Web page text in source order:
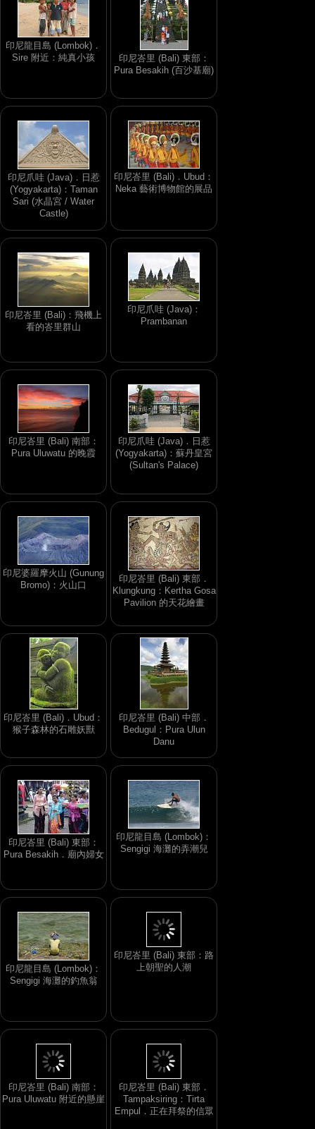
印尼龍目島 (Lombok)．
Sire 附近：純真小孩
印尼峇里 (Bali) 東部：
Pura Besakih (百沙基廟)
印尼爪哇 (Java)．日惹
(Yogyakarta)：Taman
Sari (水晶宮 / Water
Castle)
印尼峇里 (Bali)．Ubud：
Neka 藝術博物館的展品
印尼峇里 (Bali)：飛機上
看的峇里群山
印尼爪哇 (Java)：
Prambanan
印尼峇里 (Bali) 南部：
Pura Uluwatu 的晚霞
印尼爪哇 (Java)．日惹
(Yogyakarta)：蘇丹皇宮
(Sultan's Palace)
印尼婆羅摩火山 (Gunung
Bromo)：火山口
印尼峇里 (Bali) 東部．
Klungkung：Kertha Gosa
Pavilion 的天花繪畫
印尼峇里 (Bali)．Ubud：
猴子森林的石雕妖獸
印尼峇里 (Bali) 中部．
Bedugul：Pura Ulun
Danu
印尼峇里 (Bali) 東部：
Pura Besakih．廟內婦女
印尼龍目島 (Lombok)：
Sengigi 海灘的弄潮兒
印尼龍目島 (Lombok)：
Sengigi 海灘的釣魚翁
印尼峇里 (Bali) 南部：
印尼峇里 (Bali) 東部．
Tampaksiring：Tirta